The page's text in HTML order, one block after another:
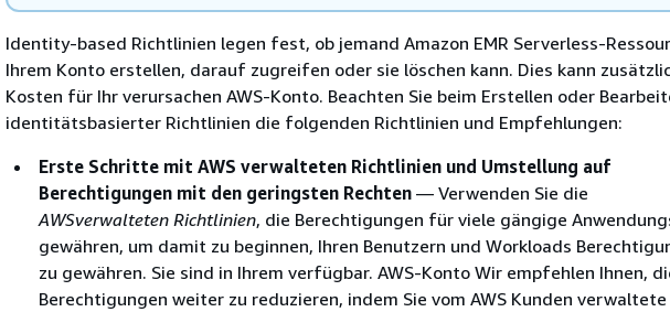
Identity-based Richtlinien legen fest, ob jemand Amazon EMR Serverless-
Ihrem Konto erstellen, darauf zugreifen oder sie löschen kann. Dies kann
Kosten für Ihr verursachen AWS-Konto. Beachten Sie beim Erstellen oder
identitätsbasierter Richtlinien die folgenden Richtlinien und Empfehlungen:
Erste Schritte mit AWS verwalteten Richtlinien und Umstellung auf
Berechtigungen mit den geringsten Rechten — Verwenden Sie die
AWSverwalteten Richtlinien, die Berechtigungen für viele gängige
gewähren, um damit zu beginnen, Ihren Benutzern und Workloads
zu gewähren. Sie sind in Ihrem verfügbar. AWS-Konto Wir empfehlen Ihnen,
Berechtigungen weiter zu reduzieren, indem Sie vom AWS Kunden verwaltete